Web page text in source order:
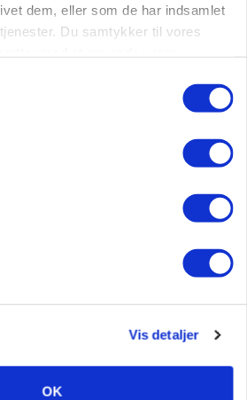
dem, eller som de har indsamlet
Du samtykker til vores
Vis detaljer
OK